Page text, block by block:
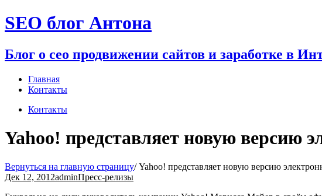
Перейти
к
SEO блог Антона
Блог о сео продвижении сайтов и заработке в
Главная
Контакты
Контакты
Yahoo! представляет новую версию
Вернуться на главную страницу/Yahoo! представляет новую версию
Дек 12, 2012adminПресс-релизы